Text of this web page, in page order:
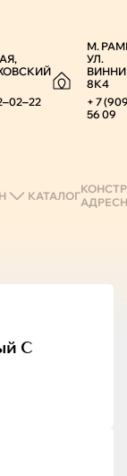
М.
УЛ.
8К4
+ 7
56 09
КАТАЛОГ
С